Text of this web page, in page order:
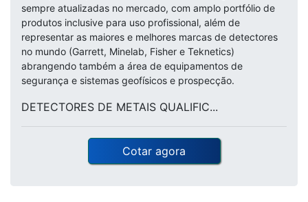
sempre atualizadas no mercado, com amplo portfólio de
produtos inclusive para uso profissional, além de
representar as maiores e melhores marcas de detectores
no mundo (Garrett, Minelab, Fisher e Teknetics)
abrangendo também a área de equipamentos de
segurança e sistemas geofísicos e prospecção.
DETECTORES DE METAIS QUALIFIC...
Cotar agora